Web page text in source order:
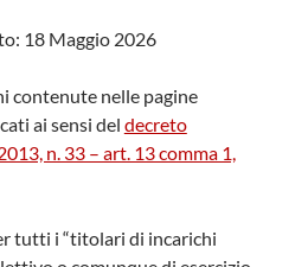
18 Maggio 2026
contenute nelle pagine
ai sensi del decreto
n. 33 – art. 13 comma 1,
tutti i “titolari di incarichi